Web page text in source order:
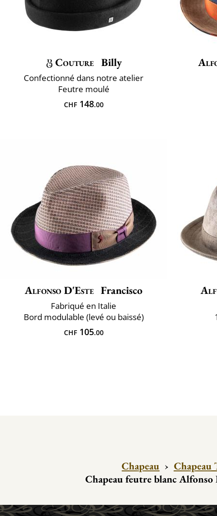
Couture Billy
Confectionné dans notre atelier
Feutre moulé
CHF148.00
Alfonso D'Este Francisco
Fabriqué en Italie
Bord modulable (levé ou baissé)
CHF105.00
Chapeau › Chapeau
Chapeau feutre blanc